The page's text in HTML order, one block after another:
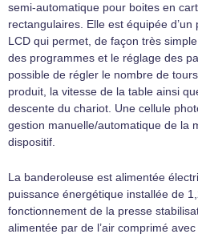
semi-automatique pour boites en
rectangulaires. Elle est équipée
LCD qui permet, de façon très
des programmes et le réglage des
possible de régler le nombre de
produit, la vitesse de la table ainsi
descente du chariot. Une cellule
gestion manuelle/automatique de la
dispositif.
La banderoleuse est alimentée
puissance énergétique installée de
fonctionnement de la presse
alimentée par de l’air comprimé